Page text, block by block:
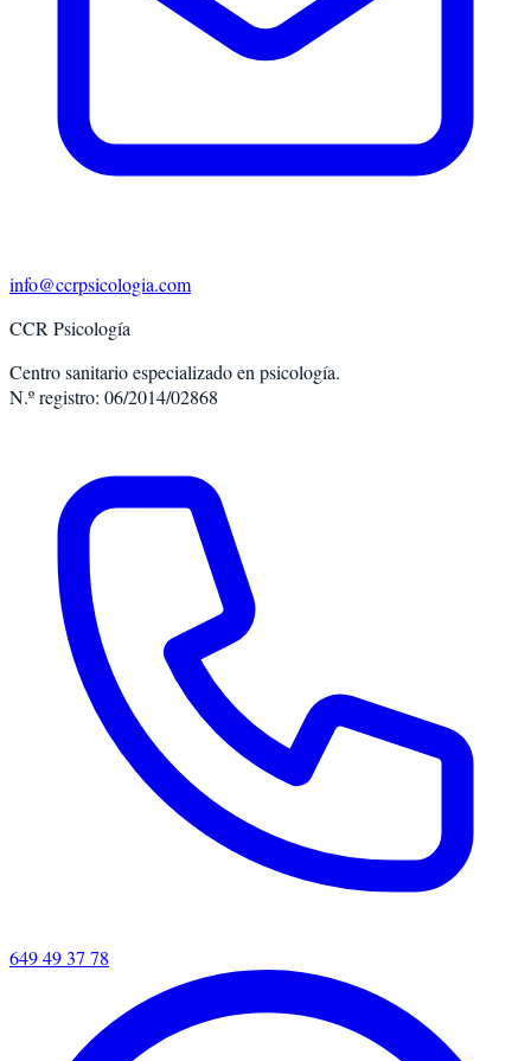
info@ccrpsicologia.com
CCR Psicología
Centro sanitario especializado en psicología.
N.º registro: 06/2014/02868
649 49 37 78